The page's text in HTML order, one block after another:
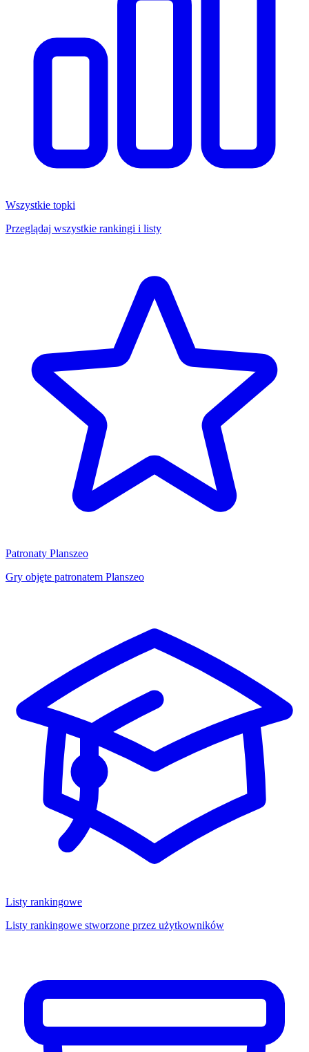
Wszystkie topki
Przeglądaj wszystkie rankingi i listy
Patronaty Planszeo
Gry objęte patronatem Planszeo
Listy rankingowe
Listy rankingowe stworzone przez użytkowników